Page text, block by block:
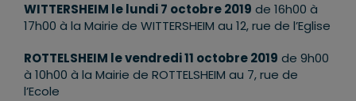
WITTERSHEIM le lundi 7 octobre 2019 de 16h00 à
17h00 à la Mairie de WITTERSHEIM au 12, rue de l’Eglise
ROTTELSHEIM le vendredi 11 octobre 2019 de 9h00
à 10h00 à la Mairie de ROTTELSHEIM au 7, rue de
l’Ecole